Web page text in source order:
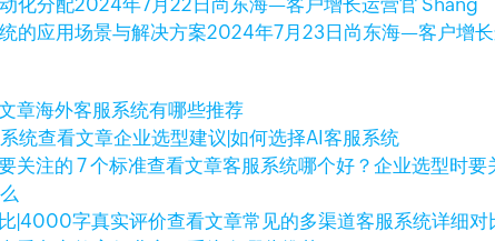
化分配2024年7月22日 尚东海—客户增长运营官 Shang
的应用场景与解决方案2024年7月23日 尚东海—客户增
章海外客服系统有哪些推荐
查看文章企业选型建议|如何选择AI客服系统
查看文章客服系统哪个好？企业选型时要
查看文章常见的多渠道客服系统详细